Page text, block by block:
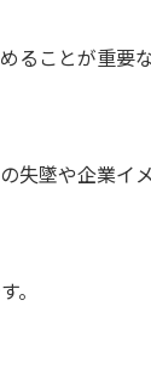
ることが重要
失墜や企業イ
。